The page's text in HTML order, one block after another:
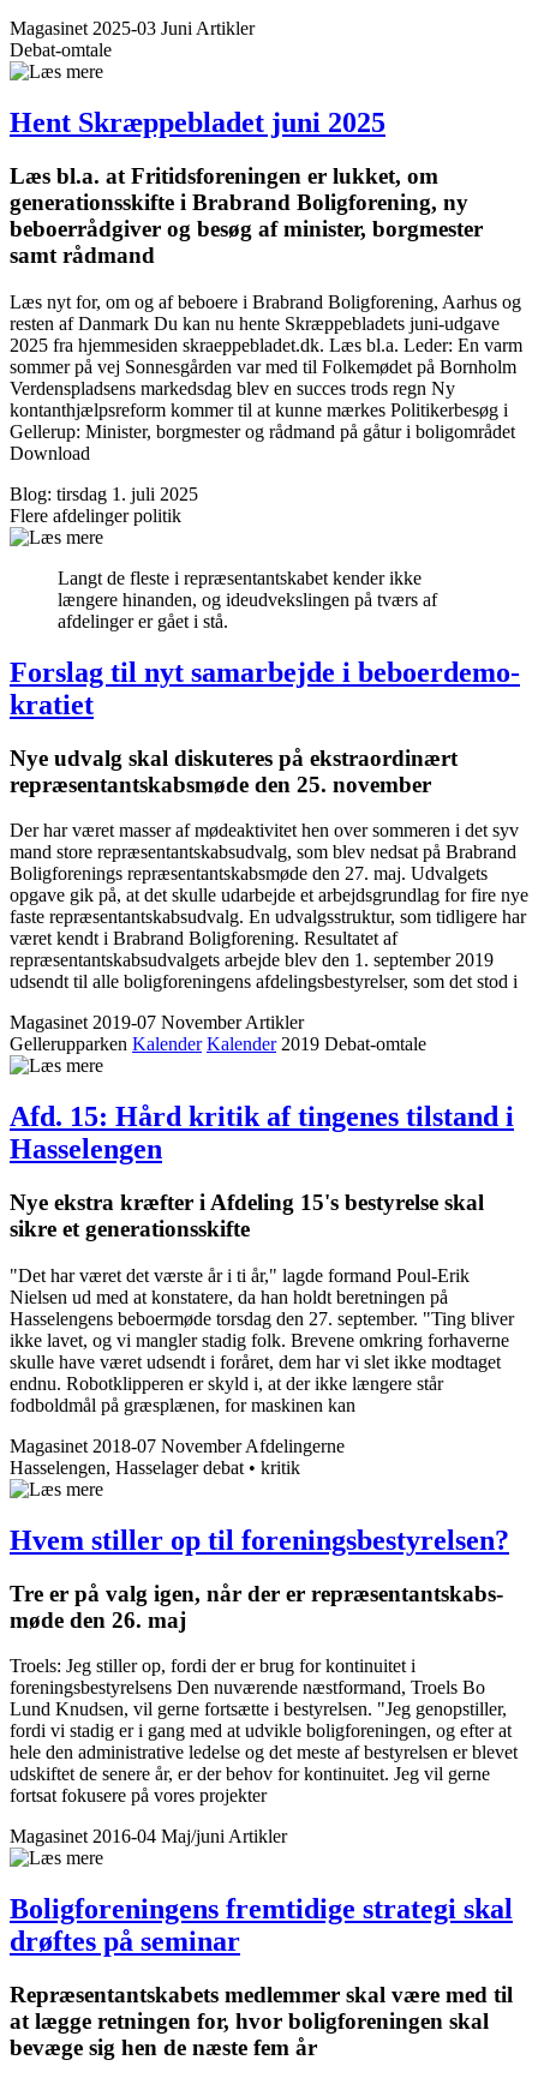
Magasinet 2025-03 Juni Artikler
Debat-omtale
Hent Skræppe­bladet juni 2025
Læs bl.a. at Fritids­foreningen er lukket, om
generationsskifte i Brabrand Bolig­forening, ny
beboer­rådgiver og besøg af minister, borgmester
samt rådmand
Læs nyt for, om og af beboere i Brabrand Boligforening, Aarhus og
resten af Danmark Du kan nu hente Skræppebladets juni-udgave
2025 fra hjemmesiden skraeppebladet.dk. Læs bl.a. Leder: En varm
sommer på vej Sonnesgården var med til Folkemødet på Bornholm
Verdenspladsens markedsdag blev en succes trods regn Ny
kontanthjælpsreform kommer til at kunne mærkes Politikerbesøg i
Gellerup: Minister, borgmester og rådmand på gåtur i boligområdet
Download
Blog: tirsdag 1. juli 2025
Flere afdelinger politik
Langt de fleste i repræsentant­skabet kender ikke
længere hinanden, og ideudvekslingen på tværs af
afdelinger er gået i stå.
Forslag til nyt samarbejde i beboer­demo­
kra­tiet
Nye udvalg skal diskuteres på ekstra­ordinært
repræsentant­skabs­møde den 25. november
Der har været masser af mødeaktivitet hen over sommeren i det syv
mand store repræsentantskabsudvalg, som blev nedsat på Brabrand
Boligforenings repræsentantskabsmøde den 27. maj. Udvalgets
opgave gik på, at det skulle udarbejde et arbejdsgrundlag for fire nye
faste repræsentantskabsudvalg. En udvalgsstruktur, som tidligere har
været kendt i Brabrand Boligforening. Resultatet af
repræsentantskabsudvalgets arbejde blev den 1. september 2019
udsendt til alle boligforeningens afdelingsbestyrelser, som det stod i
Magasinet 2019-07 November Artikler
Gellerupparken Kalender Kalender2019 Debat-omtale
Afd. 15: Hård kritik af tingenes tilstand i
Hasselengen
Nye ekstra kræfter i Afdeling 15's bestyrelse skal
sikre et generationsskifte
"Det har været det værste år i ti år," lagde formand Poul-Erik
Nielsen ud med at konstatere, da han holdt beretningen på
Hasselengens beboermøde torsdag den 27. september. "Ting bliver
ikke lavet, og vi mangler stadig folk. Brevene omkring forhaverne
skulle have været udsendt i foråret, dem har vi slet ikke modtaget
endnu. Robotklipperen er skyld i, at der ikke længere står
fodboldmål på græsplænen, for maskinen kan
Magasinet 2018-07 November Afdelingerne
Hasselengen, Hasselager debat • kritik
Hvem stiller op til forenings­bestyrelsen?
Tre er på valg igen, når der er repræsentant­skabs­
møde den 26. maj
Troels: Jeg stiller op, fordi der er brug for kontinuitet i
foreningsbestyrelsens Den nuværende næstformand, Troels Bo
Lund Knudsen, vil gerne fortsætte i bestyrelsen. "Jeg genopstiller,
fordi vi stadig er i gang med at udvikle boligforeningen, og efter at
hele den administrative ledelse og det meste af bestyrelsen er blevet
udskiftet de senere år, er der behov for kontinuitet. Jeg vil gerne
fortsat fokusere på vores projekter
Magasinet 2016-04 Maj/juni Artikler
Bolig­foreningens fremtidige strategi skal
drøftes på seminar
Repræsentant­skabets medlemmer skal være med til
at lægge retningen for, hvor bolig­foreningen skal
bevæge sig hen de næste fem år